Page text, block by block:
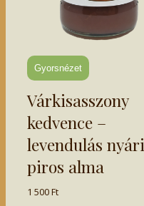
Gyorsnézet
Várkisasszony
kedvence –
levendulás nyári
piros alma
1 500Ft